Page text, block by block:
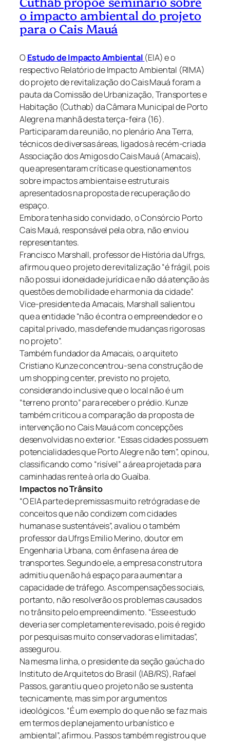
o impacto ambiental do projeto
para o Cais Mauá
OEstudo de Impacto Ambiental (EIA) e o
respectivo Relatório de Impacto Ambiental (RIMA)
do projeto de revitalização do Cais Mauá foram a
pauta da Comissão de Urbanização, Transportes e
Habitação (Cuthab) da Câmara Municipal de Porto
Alegre na manhã desta terça-feira (16).
Participaram da reunião, no plenário Ana Terra,
técnicos de diversas áreas, ligados à recém-criada
Associação dos Amigos do Cais Mauá (Amacais),
que apresentaram críticas e questionamentos
sobre impactos ambientais e estruturais
apresentados na proposta de recuperação do
espaço.
Embora tenha sido convidado, o Consórcio Porto
Cais Mauá, responsável pela obra, não enviou
representantes.
Francisco Marshall, professor de História da Ufrgs,
afirmou que o projeto de revitalização “é frágil, pois
não possui idoneidade jurídica e não dá atenção às
questões de mobilidade e harmonia da cidade”.
Vice-presidente da Amacais, Marshall salientou
que a entidade “não é contra o empreendedor e o
capital privado, mas defende mudanças rigorosas
no projeto”.
Também fundador da Amacais, o arquiteto
Cristiano Kunze concentrou-se na construção de
um shopping center, previsto no projeto,
considerando inclusive que o local não é um
“terreno pronto” para receber o prédio. Kunze
também criticou a comparação da proposta de
intervenção no Cais Mauá com concepções
desenvolvidas no exterior. “Essas cidades possuem
potencialidades que Porto Alegre não tem”, opinou,
classificando como “risível” a área projetada para
caminhadas rente à orla do Guaíba.
Impactos no Trânsito
“O EIA parte de premissas muito retrógradas e de
conceitos que não condizem com cidades
humanas e sustentáveis”, avaliou o também
professor da Ufrgs Emilio Merino, doutor em
Engenharia Urbana, com ênfase na área de
transportes. Segundo ele, a empresa construtora
admitiu que não há espaço para aumentar a
capacidade de tráfego. As compensações sociais,
portanto, não resolverão os problemas causados
no trânsito pelo empreendimento. “Esse estudo
deveria ser completamente revisado, pois é regido
por pesquisas muito conservadoras e limitadas”,
assegurou.
Na mesma linha, o presidente da seção gaúcha do
Instituto de Arquitetos do Brasil (IAB/RS), Rafael
Passos, garantiu que o projeto não se sustenta
tecnicamente, mas sim por argumentos
ideológicos. “É um exemplo do que não se faz mais
em termos de planejamento urbanístico e
ambiental”, afirmou. Passos também registrou que